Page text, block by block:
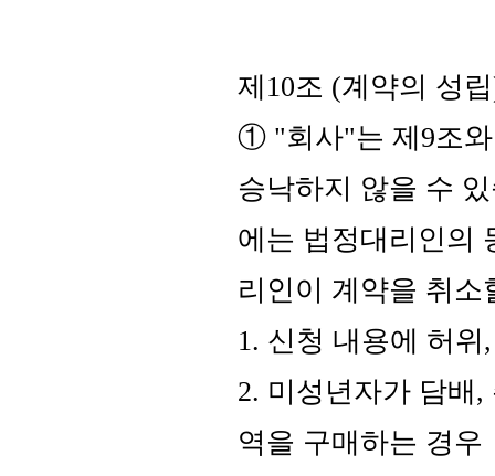
제10조 (계약의 성
① "회사"는 제9조와
승낙하지 않을 수
에는 법정대리인의
리인이 계약을 취
1. 신청 내용에 허
2. 미성년자가 담배
역을 구매하는 경우